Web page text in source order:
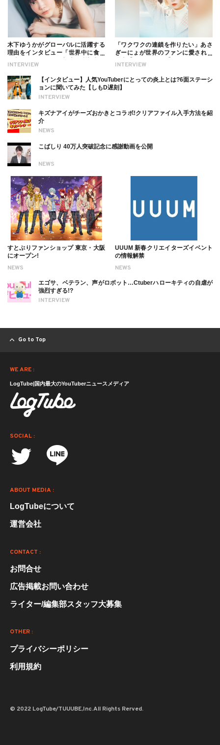
INTERVIEW
木下ゆうかがグローバルに活躍する
理由をインタビュー「世界中に食べ
ついても
INTERVIEW
「ワクワクの連鎖を作りたい」あさ
ぎーにょが世界のファンに愛される
INTERVIEW
【インタビュー】人気YouTuberにとっての炎上とは?6面ステーシ
ョンに聞いてみた【しもD遅刻】
NEWS
キズナアイがチーズおかきとコラボ!クリアファイル入手方法を紹
介
NEWS
こばしり 40万人突破記念に感謝動画を公開
NEWS
すとぷりファンショップ 東京・大阪
にオープン!
NEWS
UUUM 新春クリエイターズイベント
の情報解禁
INTERVIEW
エゴサ、ベテラン、声がロボット…Ctuberハローキティの自虐が
強烈すぎる!?
Go to Top
WE ARE :
LogTube|国内最大のYouTuberニュースメディア
SOCIAL :
ABOUT MEDIA :
LogTubeについて
運営会社
CONTACT :
お問合せ
広告掲載お問い合わせ
ライター/編集部スタッフ大募集
OTHER :
プライバシーポリシー
利用規約
© 2022 LogTube/TUUUBE,Inc.All Rights Rerved.